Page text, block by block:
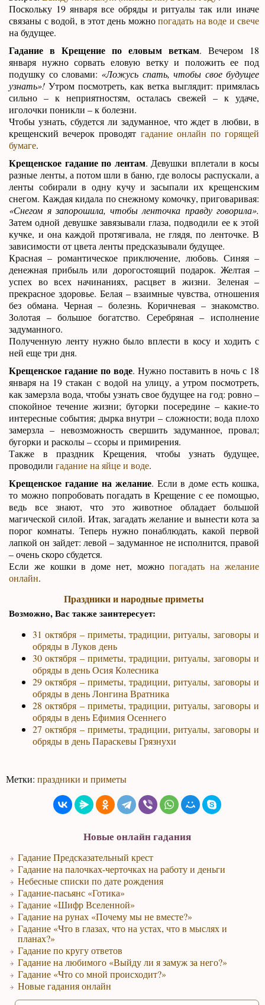
Поскольку 19 января все обряды и ритуалы так или иначе
связаны с водой, в этот день можнопогадать на воде и свече
на будущее.
Гадание в Крещение по еловым веткам. Вечером 18
января нужно сорвать еловую ветку и положить ее под
подушку со словами: «Ложусь спать, чтобы свое будущее
узнать»! Утром посмотреть, как ветка выглядит: примялась
сильно – к неприятностям, осталась свежей – к удаче,
иголочки поникли – к болезни.
Чтобы узнать, сбудется ли задуманное, что ждет в любви, в
крещенский вечерок проводят гадание онлайн по горящей
бумаге.
Крещенское гадание по лентам. Девушки вплетали в косы
разные ленты, а потом шли в баню, где волосы распускали, а
ленты собирали в одну кучу и засыпали их крещенским
снегом. Каждая кидала по снежному комочку, приговаривая:
«Снегом я запорошила, чтобы ленточка правду говорила».
Затем одной девушке завязывали глаза, подводили ее к этой
кучке, и она каждой протягивала, не глядя, по ленточке. В
зависимости от цвета ленты предсказывали будущее.
Красная – романтическое приключение, любовь. Синяя –
денежная прибыль или дорогостоящий подарок. Желтая –
успех во всех начинаниях, расцвет в жизни. Зеленая –
прекрасное здоровье. Белая – взаимные чувства, отношения
без обмана. Черная – болезнь. Коричневая – знакомство.
Золотая – большое богатство. Серебряная – исполнение
задуманного.
Полученную ленту нужно было вплести в косу и ходить с
ней еще три дня.
Крещенское гадание по воде. Нужно поставить в ночь с 18
января на 19 стакан с водой на улицу, а утром посмотреть,
как замерзла вода, чтобы узнать свое будущее на год: ровно –
спокойное течение жизни; бугорки посередине – какие-то
интересные события; дырка внутри – сложности; вода плохо
замерзла – невозможность свершить задуманное, провал;
бугорки и расколы – ссоры и примирения.
Также в праздник Крещения, чтобы узнать будущее,
проводилигадание на яйце и воде.
Крещенское гадание на желание. Если в доме есть кошка,
то можно попробовать погадать в Крещение с ее помощью,
ведь все знают, что это животное обладает большой
магической силой. Итак, загадать желание и вынести кота за
порог комнаты. Теперь нужно понаблюдать, какой первой
лапкой он зайдет: левой – задуманное не исполнится, правой
– очень скоро сбудется.
Если же кошки в доме нет, можнопогадать на желание
онлайн.
Праздники и народные приметы
Возможно, Вас также заинтересует:
31 октября – приметы, традиции, ритуалы, заговоры и
обряды в Луков день
30 октября – приметы, традиции, ритуалы, заговоры и
обряды в день Осия Колесника
29 октября – приметы, традиции, ритуалы, заговоры и
обряды в день Лонгина Вратника
28 октября – приметы, традиции, ритуалы, заговоры и
обряды в день Ефимия Осеннего
27 октября – приметы, традиции, ритуалы, заговоры и
обряды в день Параскевы Грязнухи
Метки:праздники и приметы
Новые онлайн гадания
Гадание Предсказательный крест
Гадание на палочках-черточках на работу и деньги
Небесные списки по дате рождения
Гадание-пасьянс «Готика»
Гадание «Шифр Вселенной»
Гадание на рунах «Почему мы не вместе?»
Гадание «Что в глазах, что на устах, что в мыслях и
планах?»
Гадание по кругу ответов
Гадание на любимого «Выйду ли я замуж за него?»
Гадание «Что со мной происходит?»
Новые гадания онлайн